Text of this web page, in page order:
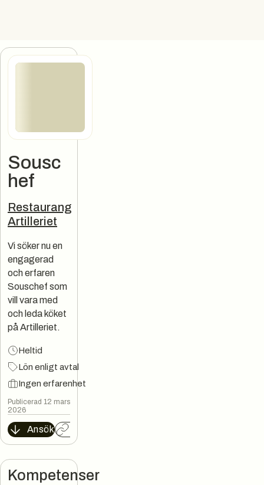
Sousc
hef
Jobbannons
Restaurang
Artilleriet
Vi söker nu en
engagerad
och erfaren
Souschef som
vill vara med
och leda köket
på Artilleriet.
Heltid
Lön enligt avtal
Ingen erfarenhet
Publicerad 12 mars
2026
Ansök
Kompetenser